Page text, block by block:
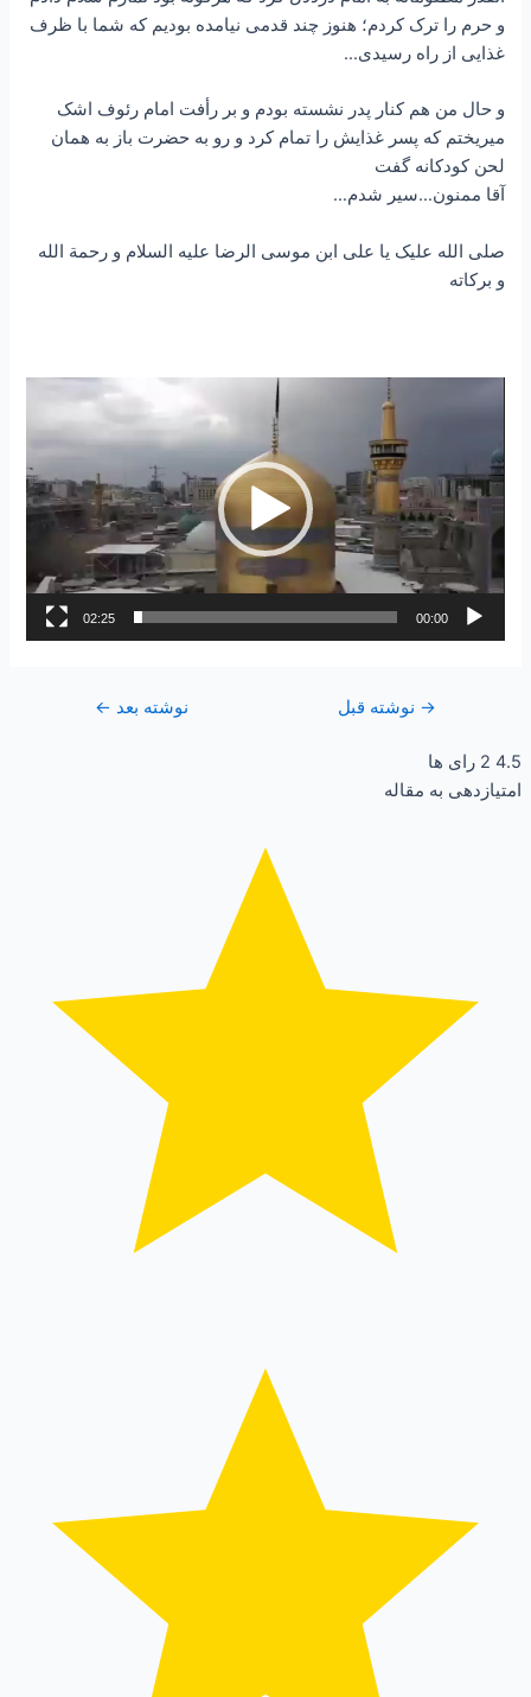
و حرم را ترک کردم؛ هنوز چند قدمی نیامده بودیم که شما با ظرف
غذایی از راه رسیدی…
و حال من هم کنار پدر نشسته بودم و بر رأفت امام رئوف اشک
میریختم که پسر غذایش را تمام کرد و رو به حضرت باز به همان
لحن کودکانه گفت
آقا ممنون…سیر شدم…
صلی الله علیک یا علی ابن موسی الرضا علیه السلام و رحمة الله
و برکاته
00:00
02:25
→ نوشته قبل نوشته بعد ←
4.5
2 رای ها
امتیازدهی به مقاله